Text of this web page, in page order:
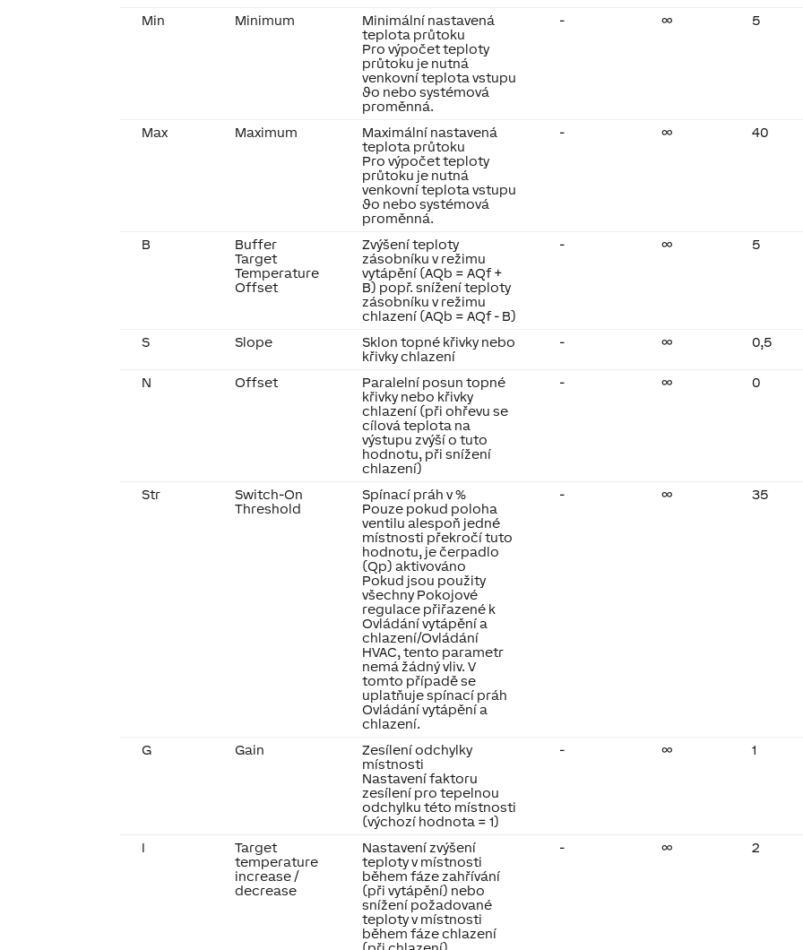
Min
Minimum
Minimální nastavená
teplota průtoku
Pro výpočet teploty
průtoku je nutná
venkovní teplota vstupu
ϑo nebo systémová
proměnná.
- ∞ 5
Max Maximum
Maximální nastavená
teplota průtoku
Pro výpočet teploty
průtoku je nutná
venkovní teplota vstupu
ϑo nebo systémová
proměnná.
- ∞ 40
B
Buffer
Target
Temperature
Offset
Zvýšení teploty
zásobníku v režimu
vytápění (AQb = AQf +
B) popř. snížení teploty
zásobníku v režimu
chlazení (AQb = AQf - B)
- ∞ 5
S Slope
Sklon topné křivky nebo
křivky chlazení
- ∞ 0,5
N Offset
Paralelní posun topné
křivky nebo křivky
chlazení (při ohřevu se
cílová teplota na
výstupu zvýší o tuto
hodnotu, při snížení
chlazení)
- ∞ 0
Str
Switch-On
Threshold
Spínací práh v %
Pouze pokud poloha
ventilu alespoň jedné
místnosti překročí tuto
hodnotu, je čerpadlo
(Qp) aktivováno
Pokud jsou použity
všechny Pokojové
regulace přiřazené k
Ovládání vytápění a
chlazení/Ovládání
HVAC, tento parametr
nemá žádný vliv. V
tomto případě se
uplatňuje spínací práh
Ovládání vytápění a
chlazení.
- ∞ 35
G Gain
Zesílení odchylky
místnosti
Nastavení faktoru
zesílení pro tepelnou
odchylku této místnosti
(výchozí hodnota = 1)
- ∞ 1
I
Target
temperature
increase /
decrease
Nastavení zvýšení
teploty v místnosti
během fáze zahřívání
(při vytápění) nebo
snížení požadované
teploty v místnosti
během fáze chlazení
- ∞ 2